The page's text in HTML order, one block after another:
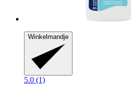
Winkelmandje
5.0 (1)